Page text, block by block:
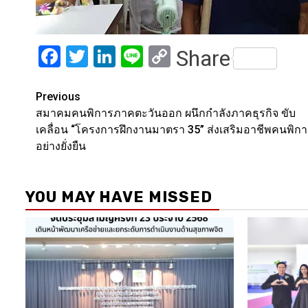
Facebook
Twitter
LinkedIn
LineCopy
Share
Post
navigation
Previous
สมาคมคนพิการภาคตะวันออก ผนึกกำลังภาคธุรกิจ ขับ
เคลื่อน “โครงการฝึกงานมาตรา 35” ส่งเสริมอาชีพคนพิก
อย่างยั่งยืน
YOU MAY HAVE MISSED